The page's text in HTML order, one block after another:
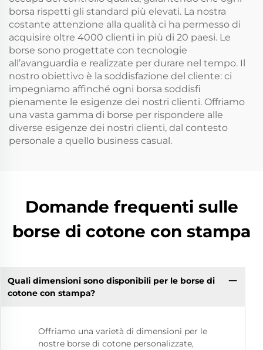
borsa rispetti gli standard più elevati. La nostra
costante attenzione alla qualità ci ha permesso di
acquisire oltre 4000 clienti in più di 20 paesi. Le
borse sono progettate con tecnologie
all’avanguardia e realizzate per durare nel tempo. Il
nostro obiettivo è la soddisfazione del cliente: ci
impegniamo affinché ogni borsa soddisfi
pienamente le esigenze dei nostri clienti. Offriamo
una vasta gamma di borse per rispondere alle
diverse esigenze dei nostri clienti, dal contesto
personale a quello business casual.
Domande frequenti sulle
borse di cotone con stampa
Quali dimensioni sono disponibili per le borse di
cotone con stampa?
Offriamo una varietà di dimensioni per le
nostre borse di cotone personalizzate,